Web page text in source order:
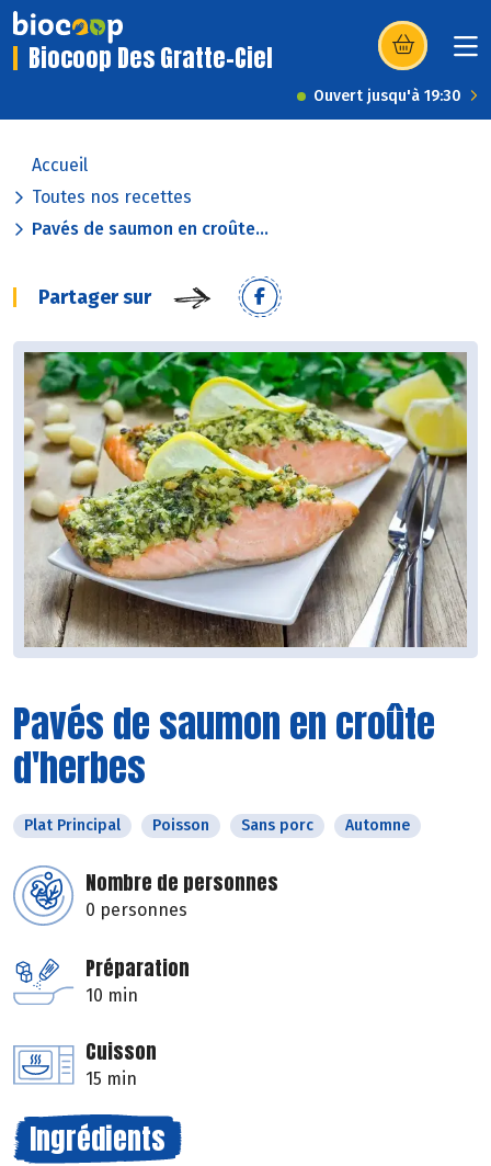
Biocoop Des Gratte-Ciel (s’ouvre dans
Ouvert jusqu'à 19:30
Accueil
Toutes nos recettes
Pavés de saumon en croûte...
Partager sur
Pavés de saumon en croûte
d'herbes
Plat Principal Poisson Sans porc Automne
Nombre de personnes
0 personnes
Préparation
10 min
Cuisson
15 min
Ingrédients